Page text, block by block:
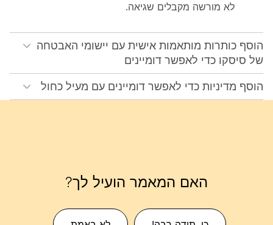
לא מורשה מקבלים שגיאה.
הוסף כותרות מותאמות אישית עם יישומי האבטחה
של סיסקו כדי לאפשר דומיינים
הוסף מדיניות כדי לאפשר דומיינים עם מעיל כחול
האם המאמר הועיל לך?